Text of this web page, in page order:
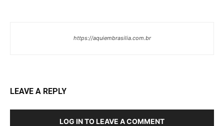
https://aquiembrasilia.com.br
LEAVE A REPLY
LOG IN TO LEAVE A COMMENT